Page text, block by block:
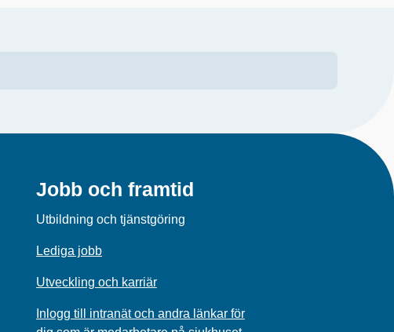
Jobb och framtid
Utbildning och tjänstgöring
Lediga jobb
Utveckling och karriär
Inlogg till intranät och andra länkar för